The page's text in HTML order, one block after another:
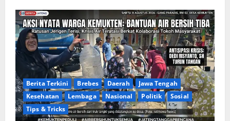
Berita Terkini Brebes Daerah
Jawa Tengah
Kesehatan
Lembaga Nasional Politik
Sosial
Tips & Tricks